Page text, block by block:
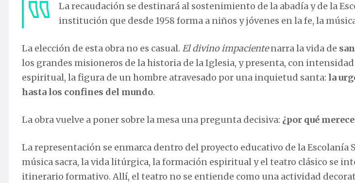
La recaudación se destinará al sostenimiento de la abadía y de la
institución que desde 1958 forma a niños y jóvenes en la fe, la
La elección de esta obra no es casual. El divino impacientenarra la vida de
los grandes misioneros de la historia de la Iglesia, y presenta, con
espiritual, la figura de un hombre atravesado por una inquietud santa: la
hasta los confines del mundo.
La obra vuelve a poner sobre la mesa una pregunta decisiva: ¿por qué
La representación se enmarca dentro del proyecto educativo de la Escolanía
música sacra, la vida litúrgica, la formación espiritual y el teatro clásico se
itinerario formativo. Allí, el teatro no se entiende como una actividad